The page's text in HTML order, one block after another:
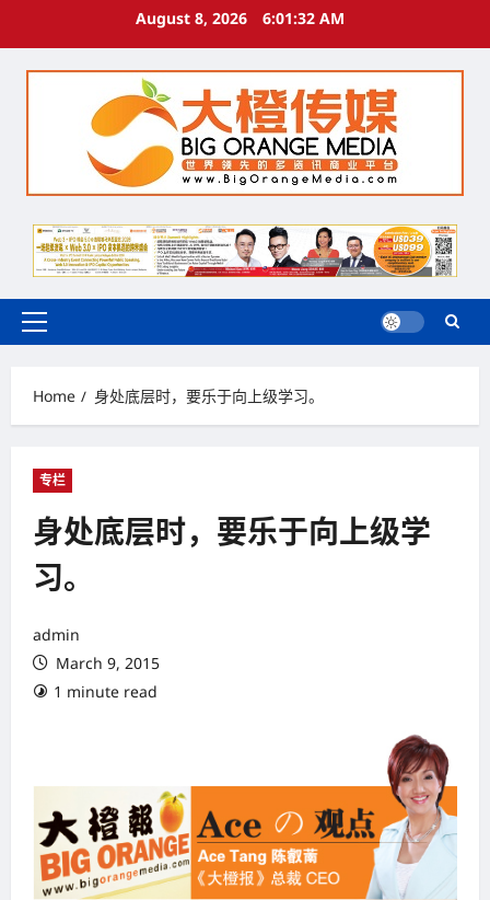
August 8, 2026 6:01:33 AM
Primary
Home
身处底层时，要乐于向上级学习。
专栏
身处底层时，要乐于向上级学
习。
admin
March 9, 2015
1 minute read